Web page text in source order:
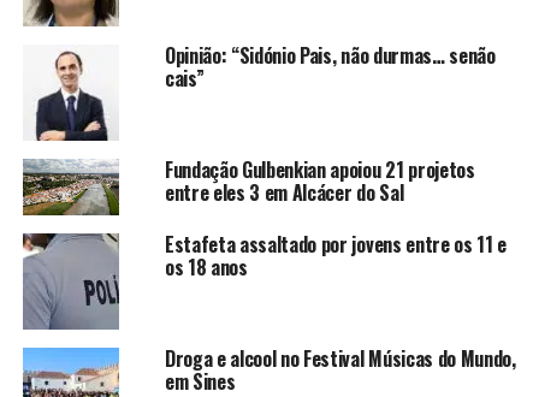
Opinião: “Sidónio Pais, não durmas… senão
cais”
Fundação Gulbenkian apoiou 21 projetos
entre eles 3 em Alcácer do Sal
Estafeta assaltado por jovens entre os 11 e
os 18 anos
Droga e alcool no Festival Músicas do Mundo,
em Sines